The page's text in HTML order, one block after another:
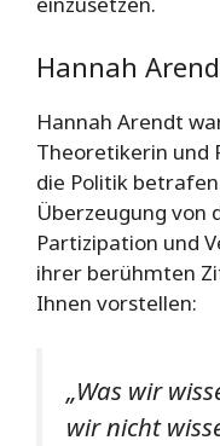
Hannah
Hannah Arendt
Theoretikerin und
die Politik
Überzeugung von
Partizipation und
ihrer berühmten
Ihnen vorstellen:
„Was wir
wir nicht